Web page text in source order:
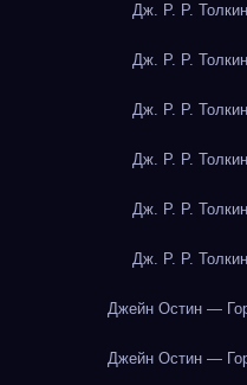
Дж. Р. Р.
Дж. Р. Р.
Дж. Р. Р.
Дж. Р. Р.
Дж. Р. Р.
Дж. Р. Р.
Джейн Остин —
Джейн Остин —